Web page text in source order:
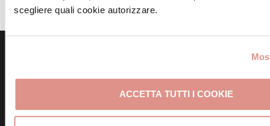
scegliere quali cookie autorizzare.
ACCETTA TUTTI I COOKIE
un cucchiaio di salsa.